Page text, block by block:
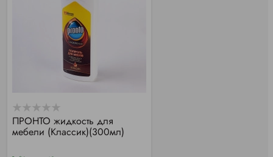
ПРОНТО жидкость для
мебели (Классик)(300мл)